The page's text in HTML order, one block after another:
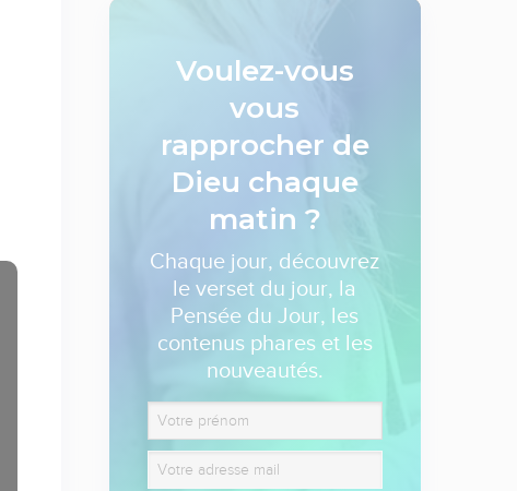
Voulez-vous
vous
rapprocher de
Dieu chaque
matin ?
Chaque jour, découvrez
le verset du jour, la
Pensée du Jour, les
contenus phares et les
nouveautés.